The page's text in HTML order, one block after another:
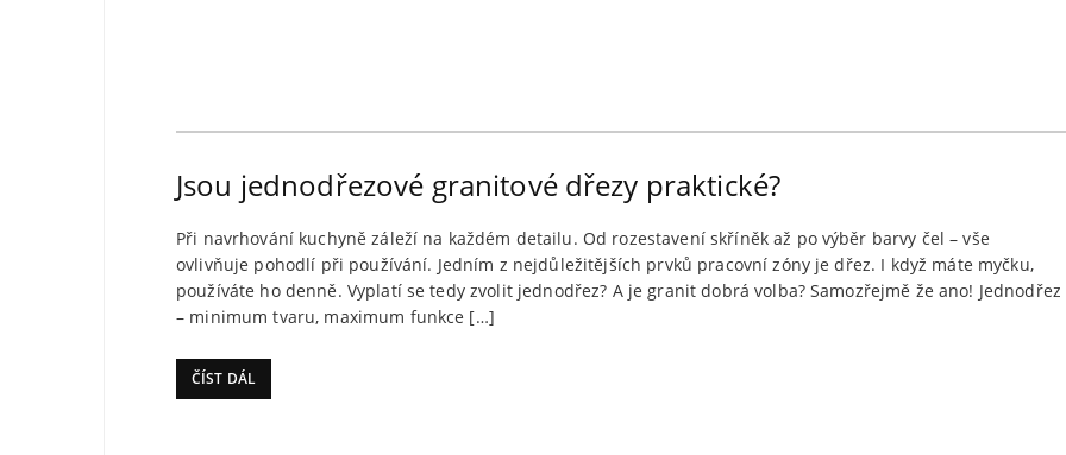
Jsou jednodřezové granitové dřezy praktické?
Při navrhování kuchyně záleží na každém detailu. Od rozestavení skříněk až po výběr barvy čel – vše
ovlivňuje pohodlí při používání. Jedním z nejdůležitějších prvků pracovní zóny je dřez. I když máte myčku,
používáte ho denně. Vyplatí se tedy zvolit jednodřez? A je granit dobrá volba? Samozřejmě že ano! Jednodřez
– minimum tvaru, maximum funkce […]
ČÍST DÁL